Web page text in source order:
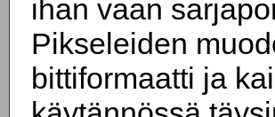
ihan vaan
Pikseleiden
bittiformaatti ja